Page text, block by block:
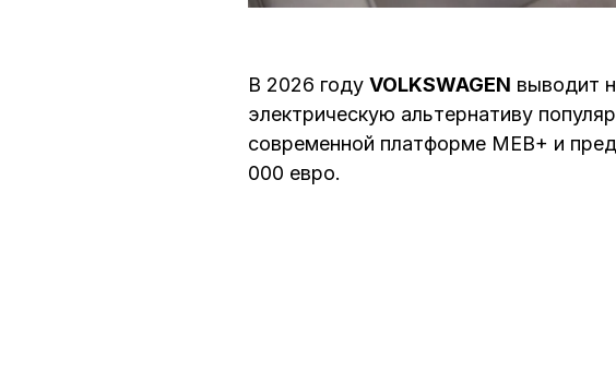
В 2026 году VOLKSWAGEN выводит
электрическую альтернативу
современной платформе MEB+ и
000 евро.